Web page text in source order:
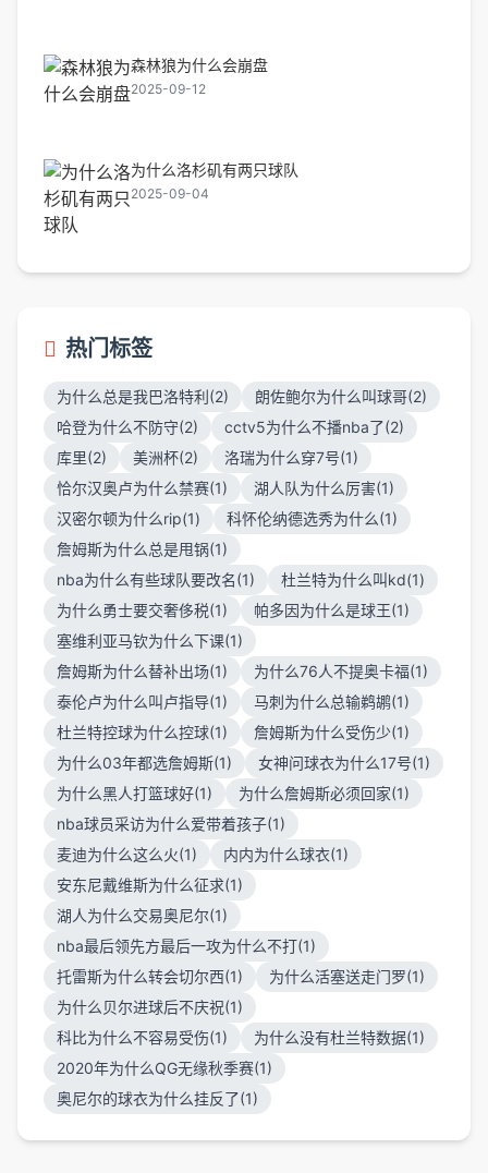
森林狼为什么会崩盘
2025-09-12
为什么洛杉矶有两只球队
2025-09-04
热门标签
为什么总是我巴洛特利(2)
朗佐鲍尔为什么叫球哥(2)
哈登为什么不防守(2)
cctv5为什么不播nba了(2)
库里(2)
美洲杯(2)
洛瑞为什么穿7号(1)
恰尔汉奥卢为什么禁赛(1)
湖人队为什么厉害(1)
汉密尔顿为什么rip(1)
科怀伦纳德选秀为什么(1)
詹姆斯为什么总是甩锅(1)
nba为什么有些球队要改名(1)
杜兰特为什么叫kd(1)
为什么勇士要交奢侈税(1)
帕多因为什么是球王(1)
塞维利亚马钦为什么下课(1)
詹姆斯为什么替补出场(1)
为什么76人不提奥卡福(1)
泰伦卢为什么叫卢指导(1)
马刺为什么总输鹈鹕(1)
杜兰特控球为什么控球(1)
詹姆斯为什么受伤少(1)
为什么03年都选詹姆斯(1)
女神问球衣为什么17号(1)
为什么黑人打篮球好(1)
为什么詹姆斯必须回家(1)
nba球员采访为什么爱带着孩子(1)
麦迪为什么这么火(1)
内内为什么球衣(1)
安东尼戴维斯为什么征求(1)
湖人为什么交易奥尼尔(1)
nba最后领先方最后一攻为什么不打(1)
托雷斯为什么转会切尔西(1)
为什么活塞送走门罗(1)
为什么贝尔进球后不庆祝(1)
科比为什么不容易受伤(1)
为什么没有杜兰特数据(1)
2020年为什么QG无缘秋季赛(1)
奥尼尔的球衣为什么挂反了(1)